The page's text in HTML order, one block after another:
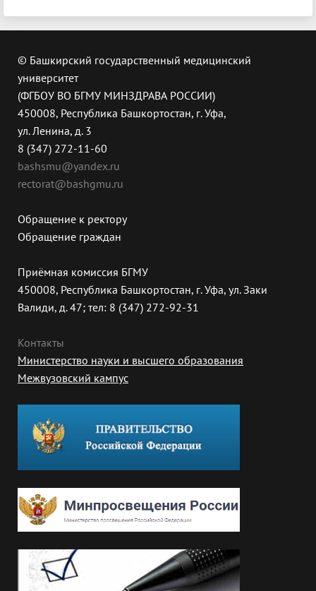
© Башкирский государственный медицинский
университет
(ФГБОУ ВО БГМУ МИНЗДРАВА РОССИИ)
450008, Республика Башкортостан, г. Уфа,
ул. Ленина, д. 3
8 (347) 272-11-60
bashsmu@yandex.ru
rectorat@bashgmu.ru
Обращение к ректору
Обращение граждан
Приёмная комиссия БГМУ
450008, Республика Башкортостан, г. Уфа, ул. Заки
Валиди, д. 47; тел: 8 (347) 272-92-31
Контакты
Министерство науки и высшего образования
Межвузовский кампус